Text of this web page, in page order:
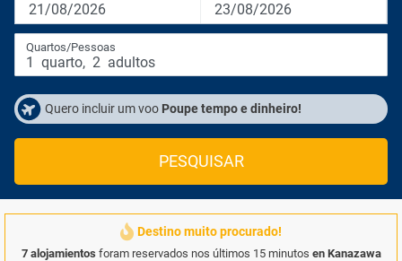
21/08/2026 23/08/2026
Quartos/Pessoas
1 quarto, 2 adultos
Quero incluir um voo Poupe tempo e dinheiro!
PESQUISAR
Destino muito procurado!
7 alojamientos foram reservados nos últimos 15 minutos en Kanazawa